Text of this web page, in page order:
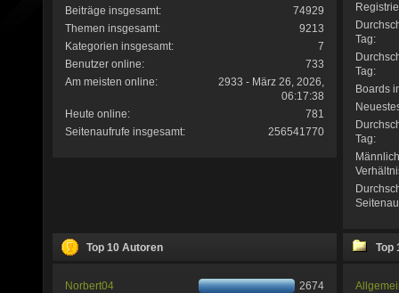
Beiträge insgesamt:
74929
Themen insgesamt:
9213
Kategorien insgesamt:
7
Benutzer online:
733
Am meisten online:
2933 - März 26, 2026,
06:17:38
Heute online:
781
Seitenaufrufe insgesamt:
256541770
Tag:
Tag:
Boards
Tag:
Top 10 Autoren
Norbert04
2674
Top